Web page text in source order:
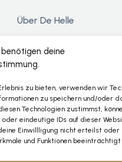
benötigen deine
zu bieten, verwenden wir
zu speichern und/oder
Technologien zustimmst,
eindeutige IDs auf dieser
Einwillligung nicht erteilst oder
und Funktionen
Über De Helle
& Unterstützung
Rechtliches
Datenschutz